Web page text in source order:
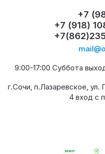
+7
+7 (918)
9:00-17:00 Суббота
г.Сочи, п.Лазаревское, ул.
4 вход с